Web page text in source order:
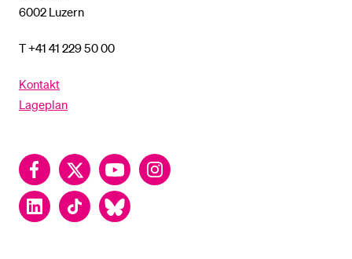
6002 Luzern
T +41 41 229 50 00
Kontakt
Lageplan
FacebookTwitter YouTubeInstagram
LinkedInTikTok Bluesky